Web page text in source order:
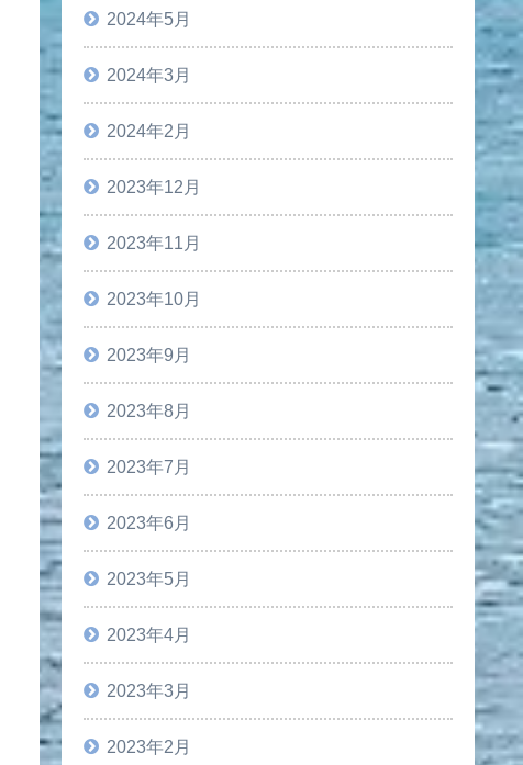
2024年5月
2024年3月
2024年2月
2023年12月
2023年11月
2023年10月
2023年9月
2023年8月
2023年7月
2023年6月
2023年5月
2023年4月
2023年3月
2023年2月